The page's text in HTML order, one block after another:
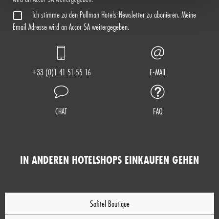
Ich stimme zu den Pullman Hotels-Newsletter zu abonieren. Meine
Email Adresse wird an Accor SA weitergegeben.
+33 (0)1 41 51 55 16 E-MAIL
CHAT FAQ
IN ANDEREN HOTELSHOPS EINKAUFEN GEHEN
Sofitel Boutique